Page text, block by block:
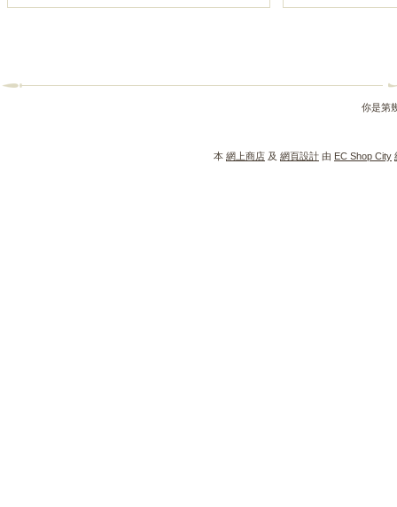
你是第
本 網上商店 及 網頁設計 由 EC Shop City